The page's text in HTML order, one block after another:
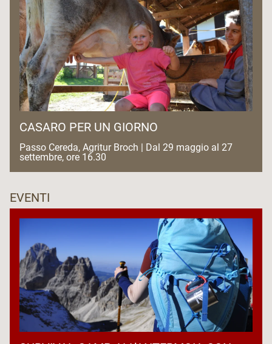
CASARO PER UN GIORNO
Passo Cereda, Agritur Broch | Dal 29 maggio al 27
settembre, ore 16.30
EVENTI